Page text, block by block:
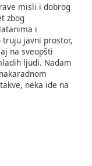
misli i dobrog
zbog
i
javni prostor,
na sveopšti
ljudi. Nadam
neka ide na